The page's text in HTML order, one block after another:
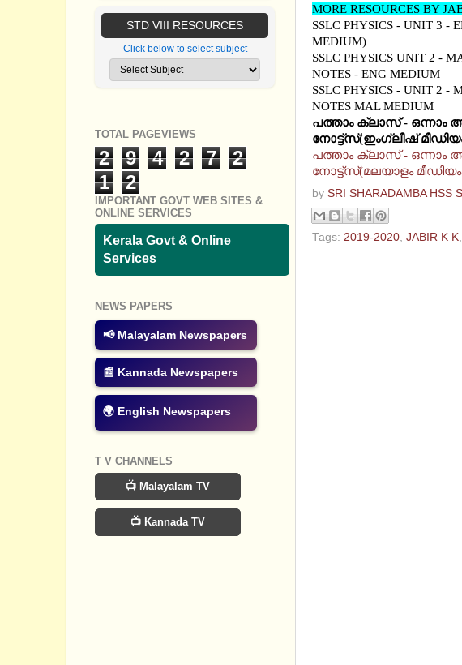
MORE RESOURCES BY
SSLC PHYSICS - UNIT 3 -
MEDIUM)
SSLC PHYSICS UNIT 2 -
NOTES - ENG MEDIUM
SSLC PHYSICS - UNIT 2 -
NOTES MAL MEDIUM
പത്താം ക്ലാസ് - ഒന്നാം
നോട്ട്സ്(ഇംഗ്ലീഷ്
പത്താം ക്ലാസ് - ഒന്നാം
നോട്ട്സ്(മലയാളം മീഡിയം
by SRI SHARADAMBA HSS
Tags: 2019-2020 JABIR K K
STD VIII RESOURCES
Click below to select subject
TOTAL PAGEVIEWS
2 9 4 2 7
2
1
2
IMPORTANT GOVT WEB SITES &
ONLINE SERVICES
Kerala Govt & Online
Services
NEWS PAPERS
📢 Malayalam Newspapers
📰 Kannada Newspapers
🌍 English Newspapers
T V CHANNELS
📺 Malayalam TV
📺 Kannada TV